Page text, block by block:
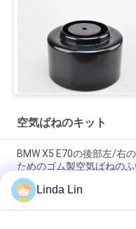
空気ばねのキット
BMW X5 E70の後部左/右
ためのゴム製空気ばねの
空気ばねはVibracousticの
V1E26a/V 1 E 26 Aを分け
Linda Lin